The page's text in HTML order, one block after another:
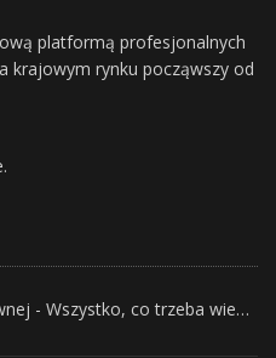
platformą profesjonalnych
krajowym rynku począwszy od
Sprzedaż udziałów w spółce jawnej - Wszystko, co trzeba wiedzieć.